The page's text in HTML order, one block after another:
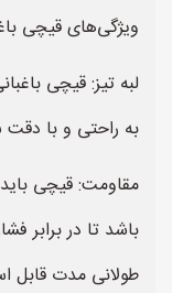
ویژگی‌های قیچی
لبه تیز: قیچی
به راحتی و با دقت
مقاومت: قیچی
باشد تا در برابر
طولانی مدت قابل